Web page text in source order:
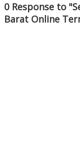
0 Response to
Barat Online